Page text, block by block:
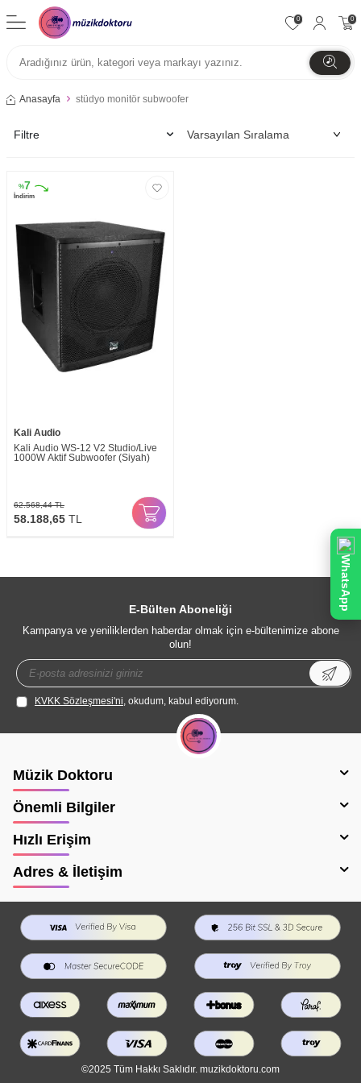
0 0
Anasayfa stüdyo monitör subwoofer
Filtre
%7
İndirim
Kali Audio
Kali Audio WS-12 V2 Studio/Live
1000W Aktif Subwoofer (Siyah)
62.568,44TL
58.188,65 TL
E-Bülten Aboneliği
Kampanya ve yeniliklerden haberdar olmak için e-bültenimize abone
olun!
KVKK Sözleşmesi'ni, okudum, kabul ediyorum.
Müzik Doktoru
Önemli Bilgiler
Hızlı Erişim
Adres & İletişim
©2025 Tüm Hakkı Saklıdır. muzikdoktoru.com
WhatsApp